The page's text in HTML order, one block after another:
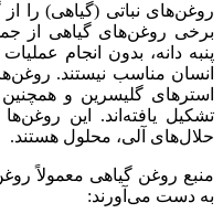
روغن‌های نباتی (گیاهی) را از
برخی روغن‌های گیاهی از
پنبه دانه، بدون انجام
انسان مناسب نیستند.
استرهای گلیسرین و
تشکیل یافته‌اند. این
حلال‌های آلی، محلول هستند.
منبع روغن گیاهی معمولاً
به دست می‌آورند: